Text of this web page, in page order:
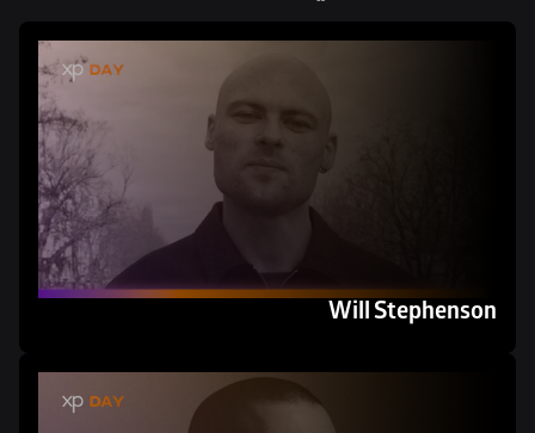
Will Stephenson